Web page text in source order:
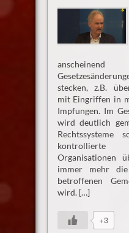
stecken, z.B.
mit Eingriffen in
Impfungen. Im
wird deutlich
Rechtssysteme
kontrollierte
Organisationen
immer mehr
betroffenen
wird. […]
+3